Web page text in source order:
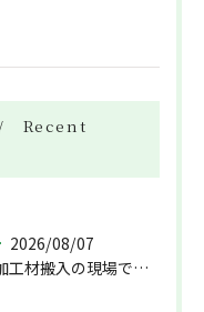
Recent
2026/08/07
加工材搬入の現場で押さえておきたい流れと架台設置配管敷設までの実務解説